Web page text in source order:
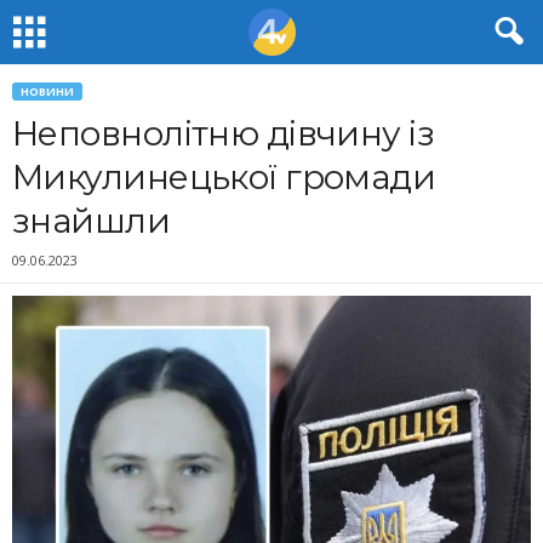
НОВИНИ
Неповнолітню дівчину із
Микулинецької громади
знайшли
09.06.2023